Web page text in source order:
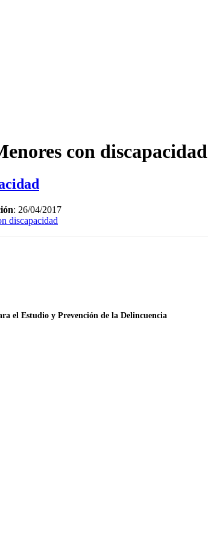
con discapacidad
: 26/04/2017
discapacidad
el Estudio y Prevención de la Delincuencia